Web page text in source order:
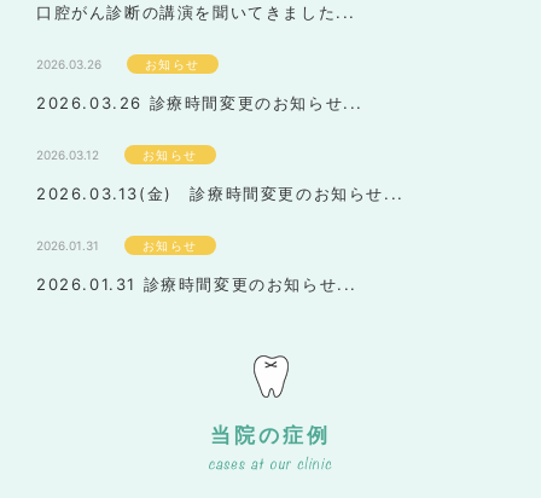
口腔がん診断の講演を聞いてきました...
2026.03.26 お知らせ
2026.03.26 診療時間変更のお知らせ...
2026.03.12 お知らせ
2026.03.13(金) 診療時間変更のお知らせ...
2026.01.31 お知らせ
2026.01.31 診療時間変更のお知らせ...
当院の症例